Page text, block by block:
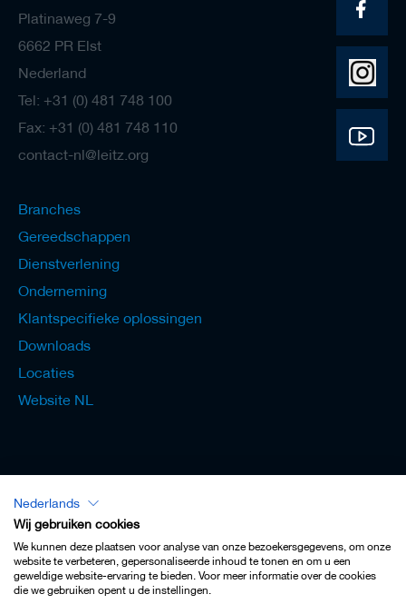
Platinaweg 7-9
6662 PR Elst
Nederland
Tel: +31 (0) 481 748 100
Fax: +31 (0) 481 748 110
contact-nl@leitz.org
Branches
Gereedschappen
Dienstverlening
Onderneming
Klantspecifieke oplossingen
Downloads
Locaties
Website NL
Lexicon - Nederlands
Nederlands
Wij gebruiken cookies
We kunnen deze plaatsen voor analyse van onze bezoekersgegevens, om onze
website te verbeteren, gepersonaliseerde inhoud te tonen en om u een
geweldige website-ervaring te bieden. Voor meer informatie over de cookies
die we gebruiken opent u de instellingen.